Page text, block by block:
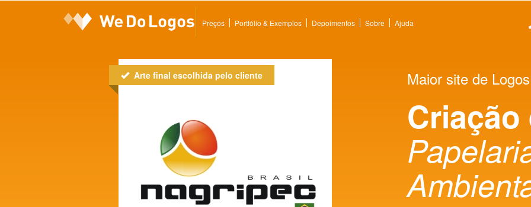
Preços Portfólio & Exemplos Depoimentos Sobre Ajuda
Arte final escolhida pelo cliente Maior site de
Criação